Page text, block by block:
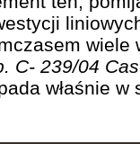
wiele
C- 239/04
właśnie